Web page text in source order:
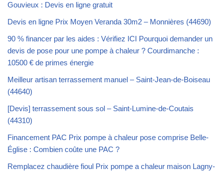
Gouvieux : Devis en ligne gratuit
Devis en ligne Prix Moyen Veranda 30m2 – Monnières (44690)
90 % financer par les aides : Vérifiez ICI Pourquoi demander un
devis de pose pour une pompe à chaleur ? Courdimanche :
10500 € de primes énergie
Meilleur artisan terrassement manuel – Saint-Jean-de-Boiseau
(44640)
[Devis] terrassement sous sol – Saint-Lumine-de-Coutais
(44310)
Financement PAC Prix pompe à chaleur pose comprise Belle-
Église : Combien coûte une PAC ?
Remplacez chaudière fioul Prix pompe a chaleur maison Lagny-